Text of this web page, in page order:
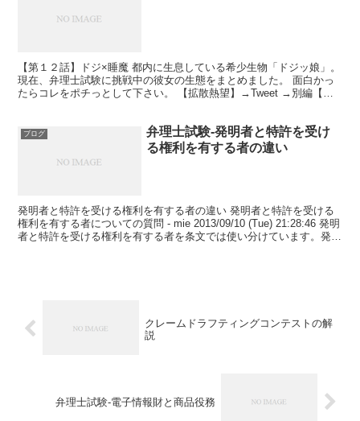
【第１２話】ドジ×睡魔 都内に生息している希少生物「ドジッ娘」。
現在、弁理士試験に挑戦中の彼女の生態をまとめました。 面白かっ
たらコレをポチっとして下さい。 【拡散熱望】→Tweet →別編【第
ブログ
弁理士試験-発明者と特許を受け
る権利を有する者の違い
発明者と特許を受ける権利を有する者の違い 発明者と特許を受ける
権利を有する者についての質問 - mie 2013/09/10 (Tue) 21:28:46 発明
者と特許を受ける権利を有する者を条文では使い分けています。発明
クレームドラフティングコンテストの解
説
弁理士試験-電子情報財と商品役務